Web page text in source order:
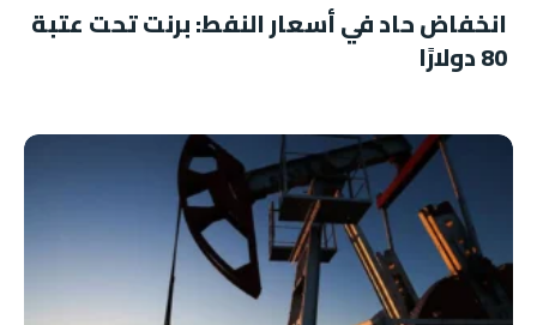
انخفاض حاد في أسعار النفط: برنت تحت عتبة
80 دولارًا